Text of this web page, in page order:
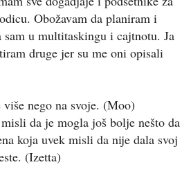
Obožavam da planiram i
u multitaskingu i cajtnotu. Ja
druge jer su me oni opisali
nego na svoje. (Moo)
da je mogla još bolje nešto da
koja uvek misli da nije dala svoj
(Izetta)